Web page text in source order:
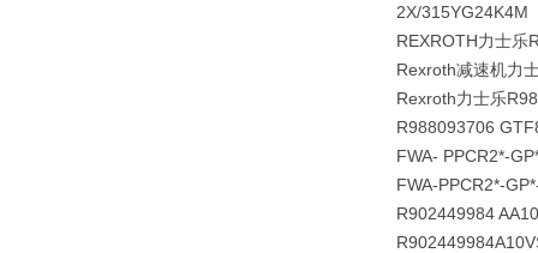
2X/315YG24K4M
REXROTH力士乐
Rexroth减速机力
Rexroth力士乐
R988093706
FWA- PPCR2*-
FWA-PPCR2*-
R902449984